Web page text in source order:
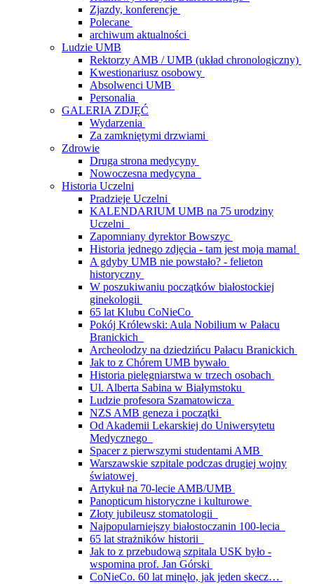
Zjazdy, konferencje
Polecane
archiwum aktualności
Ludzie UMB
Rektorzy AMB / UMB (układ chronologiczny)
Kwestionariusz osobowy
Absolwenci UMB
Personalia
GALERIA ZDJĘĆ
Wydarzenia
Za zamkniętymi drzwiami
Zdrowie
Druga strona medycyny
Nowoczesna medycyna
Historia Uczelni
Pradzieje Uczelni
KALENDARIUM UMB na 75 urodziny
Uczelni
Zapomniany dyrektor Bowszyc
Historia jednego zdjęcia - tam jest moja mama!
A gdyby UMB nie powstało? - felieton
historyczny
W poszukiwaniu początków białostockiej
ginekologii
65 lat Klubu CoNieCo
Pokój Królewski: Aula Nobilium w Pałacu
Branickich
Archeolodzy na dziedzińcu Pałacu Branickich
Jak to z Chórem UMB bywało
Historia pielęgniarstwa w trzech osobach
Ul. Alberta Sabina w Białymstoku
Ludzie profesora Szamatowicza
NZS AMB geneza i początki
Od Akademii Lekarskiej do Uniwersytetu
Medycznego
Spacer z pierwszymi studentami AMB
Warszawskie szpitale podczas drugiej wojny
światowej
Artykuł na 70-lecie AMB/UMB
Panopticum historyczne i kulturowe
Złoty jubileusz stomatologii
Najpopularniejszy białostoczanin 100-lecia
65 lat strażników historii
Jak to z przebudową szpitala USK było -
wspomina prof. Jan Górski
CoNieCo. 60 lat minęło, jak jeden skecz…